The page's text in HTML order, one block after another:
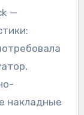
—
накладные